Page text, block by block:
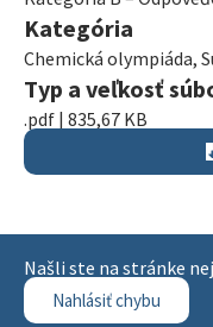
Kategória
Chemická olympiáda,
Typ a veľkosť
.pdf | 835,67 KB
Našli ste na stránke
Nahlásiť chybu